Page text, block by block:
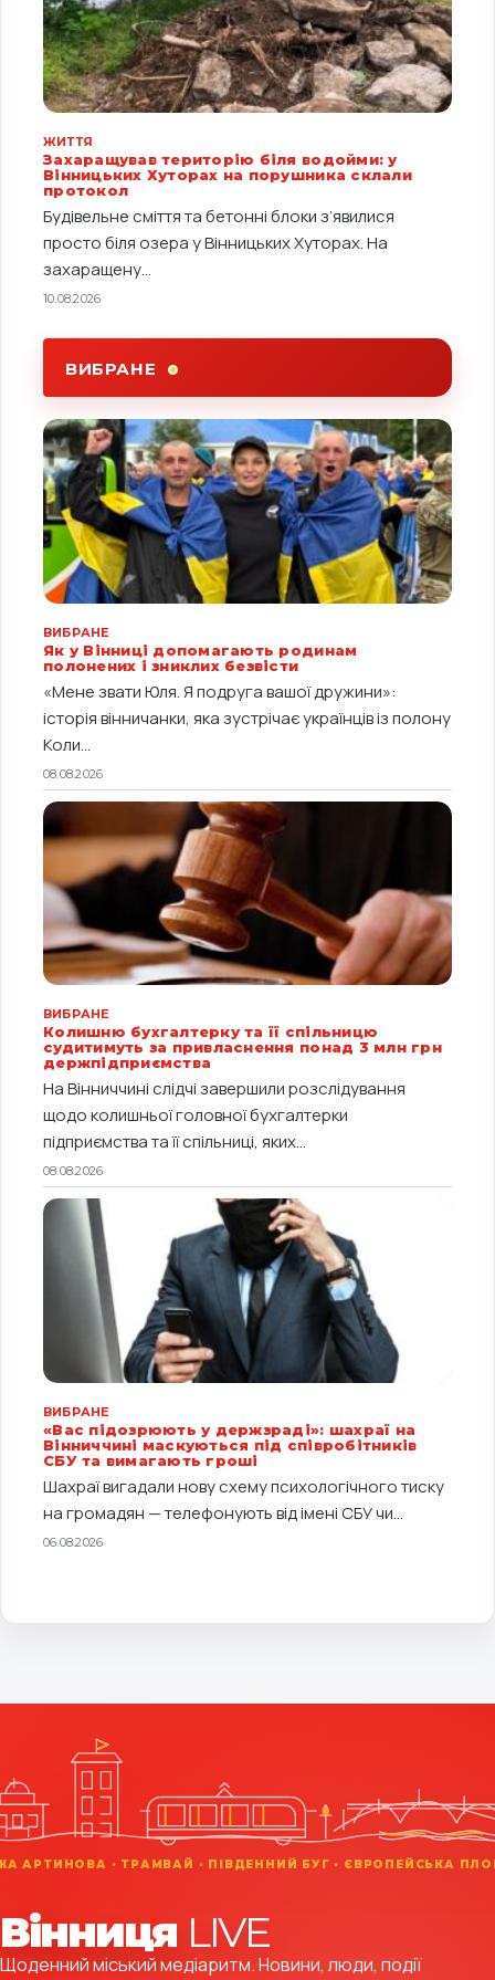
Вінниця LIVE
Щоденний міський медіаритм. Новини, люди, події